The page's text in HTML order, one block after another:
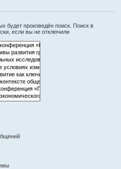
будет произведён поиск. Поиск в
если вы не отключили